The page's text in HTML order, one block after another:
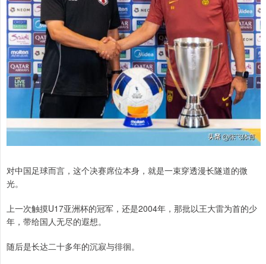
对中国足球而言，这个决赛席位本身，就是一束穿透漫长隧道的微
光。
上一次触摸U17亚洲杯的冠军，还是2004年，那批以王大雷为首的少
年，带给国人无尽的遐想。
随后是长达二十多年的沉寂与徘徊。